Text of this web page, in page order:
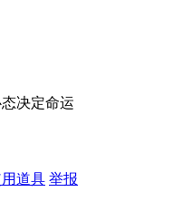
决定命运
道具 举报